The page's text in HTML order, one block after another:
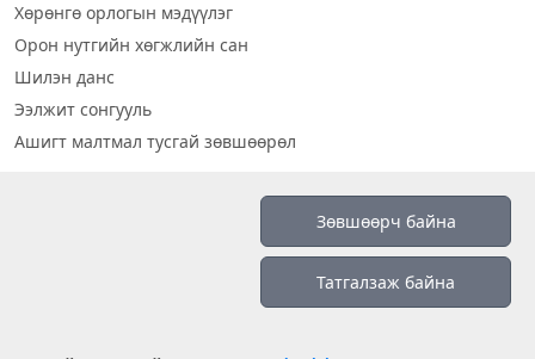
Хөрөнгө орлогын мэдүүлэг
Орон нутгийн хөгжлийн сан
Шилэн данс
Ээлжит сонгууль
Ашигт малтмал тусгай зөвшөөрөл
Зөвшөөрч байна
Татгалзаж байна